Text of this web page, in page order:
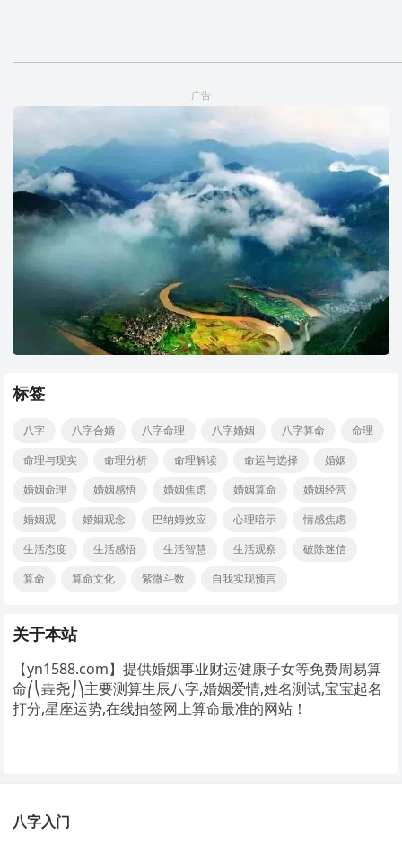
广告
标签
八字 八字合婚 八字命理 八字婚姻 八字算命
命理
命理与现实
命理分析 命理解读 命运与选择
婚姻
婚姻命理
婚姻感悟 婚姻焦虑 婚姻算命
婚姻经营
婚姻观
婚姻观念 巴纳姆效应 心理暗示
情感焦虑
生活态度
生活感悟 生活智慧 生活观察
破除迷信
算命
算命文化 紫微斗数 自我实现预言
关于本站
【yn1588.com】提供婚姻事业财运健康子女等免费周易算
命⎛⎝垚尧⎠⎞主要测算生辰八字,婚姻爱情,姓名测试,宝宝起名
打分,星座运势,在线抽签网上算命最准的网站！
八字入门